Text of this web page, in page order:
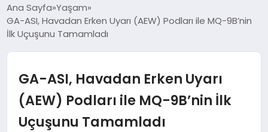
YAŞAM
Ana Sayfa Yaşam
GA-ASI, Havadan Erken Uyarı (AEW) Podları ile MQ-9B’nin
İlk Uçuşunu Tamamladı
GA-ASI, Havadan Erken Uyarı
(AEW) Podları ile MQ-9B’nin İlk
Uçuşunu Tamamladı